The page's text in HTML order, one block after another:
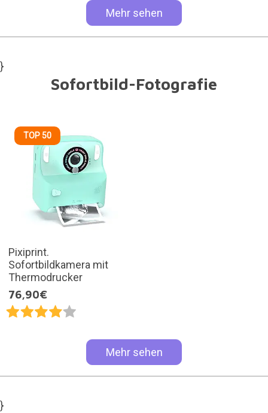
Mehr sehen
}
Sofortbild-Fotografie
TOP 50
Pixiprint.
Sofortbildkamera mit
Thermodrucker
76,90€
Mehr sehen
}